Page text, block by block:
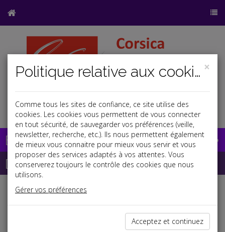
a
Base documentaire
Dépêches
Liste des dernières dépêches
×
Politique relative aux cookies
Comme tous les sites de confiance, ce site utilise des
cookies. Les cookies vous permettent de vous connecter
en tout sécurité, de sauvegarder vos préférences (veille,
newsletter, recherche, etc.). Ils nous permettent également
de mieux vous connaitre pour mieux vous servir et vous
proposer des services adaptés à vos attentes. Vous
conserverez toujours le contrôle des cookies que nous
utilisons.
Gérer vos préférences
Acceptez et continuez